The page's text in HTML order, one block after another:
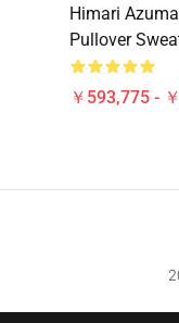
Himari
Pullover
￥593,775 -